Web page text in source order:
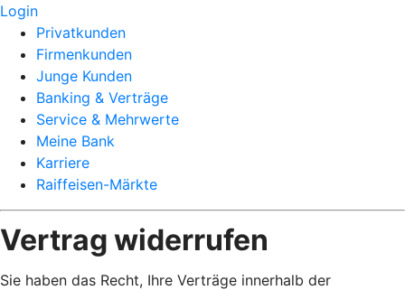
Login
Privatkunden
Firmenkunden
Junge Kunden
Banking & Verträge
Service & Mehrwerte
Meine Bank
Karriere
Raiffeisen-Märkte
Vertrag widerrufen
Sie haben das Recht, Ihre Verträge innerhalb der